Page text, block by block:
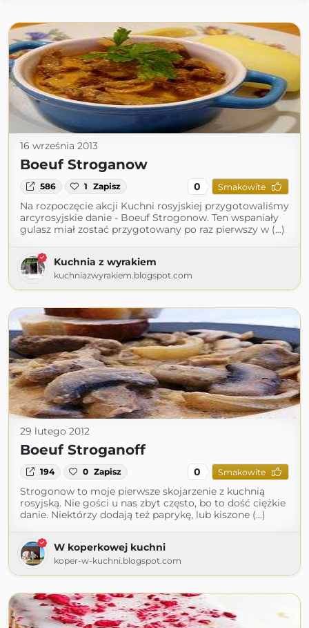
16 września 2013
Boeuf Stroganow
586 1 Zapisz 0 Smakowite
Na rozpoczęcie akcji Kuchni rosyjskiej przygotowaliśmy
arcyrosyjskie danie - Boeuf Strogonow. Ten wspaniały
gulasz miał zostać przygotowany po raz pierwszy w (...)
Kuchnia z wyrakiem
kuchniazwyrakiem.blogspot.com
29 lutego 2012
Boeuf Stroganoff
194 0 Zapisz 0 Smakowite
Strogonow to moje pierwsze skojarzenie z kuchnią
rosyjską. Nie gości u nas zbyt często, bo to dość ciężkie
danie. Niektórzy dodają też paprykę, lub kiszone (...)
W koperkowej kuchni
koper-w-kuchni.blogspot.com